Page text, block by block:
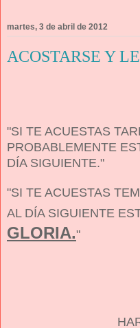
martes, 3 de abril de 2012
ACOSTARSE Y
"SI TE ACUESTAS
PROBABLEMENTE
DÍA SIGUIENTE."
"SI TE ACUESTAS
AL DÍA SIGUIENTE
GLORIA."